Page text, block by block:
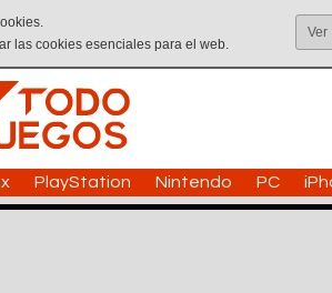
las cookies esenciales para el web.
Ver
PlayStation Nintendo PC